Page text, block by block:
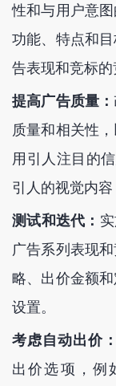
性和与用户意
功能、特点和
告表现和竞标的
提高广告质量：
质量和相关性
用引人注目的
引人的视觉内容
测试和迭代：
广告系列表现
略、出价金额
设置。
考虑自动出价
出价选项，例